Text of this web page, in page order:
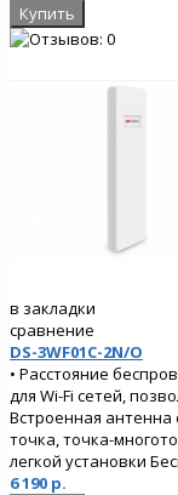
в закладки
сравнение
DS-3WF01C-2N/O
• Расстояние
для Wi-Fi сетей,
Встроенная антенна
точка, точка-
легкой установки
6 190 р.